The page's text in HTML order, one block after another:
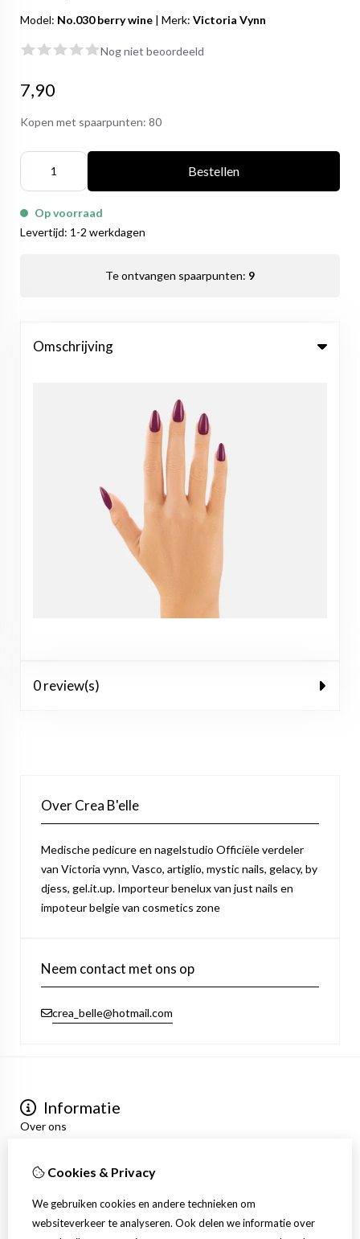
Model: No.030 berry wine | Merk: Victoria Vynn
Nog niet beoordeeld
7,90
Kopen met spaarpunten: 80
Bestellen
Op voorraad
Levertijd: 1-2 werkdagen
Te ontvangen spaarpunten: 9
Omschrijving
0 review(s)
Over Crea B'elle
Medische pedicure en nagelstudio Officiële verdeler
van Victoria vynn, Vasco, artiglio, mystic nails, gelacy, by
djess, gel.it.up. Importeur benelux van just nails en
impoteur belgie van cosmetics zone
Neem contact met ons op
crea_belle@hotmail.com
Informatie
Over ons
Algemene voorwaarden
Mijn account
Inloggen
Bestelhistorie
Cookies & Privacy
We gebruiken cookies en andere technieken om
websiteverkeer te analyseren. Ook delen we informatie over